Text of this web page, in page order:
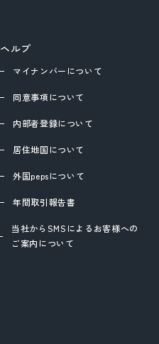
ヘルプ
マイナンバーについて
同意事項について
内部者登録について
居住地国について
外国pepsについて
年間取引報告書
当社からSMSによるお客様への
ご案内について